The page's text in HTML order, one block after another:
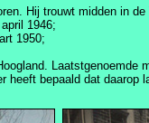
Hij trouwt midden in
1946;
1950;
bepaald dat